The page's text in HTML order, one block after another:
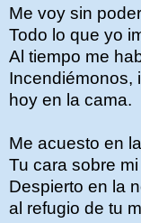
Me voy sin
Todo lo que yo
Al tiempo me
Incendiémonos,
hoy en la cama.
Me acuesto en
Tu cara sobre
Despierto en la
al refugio de tu